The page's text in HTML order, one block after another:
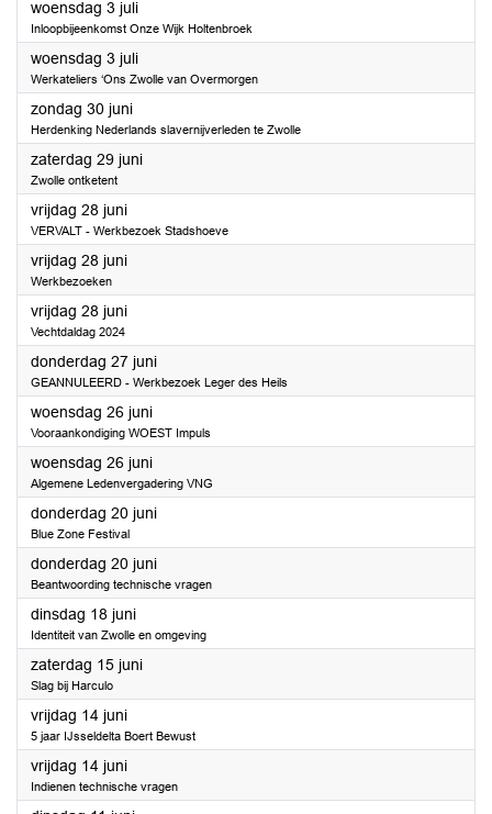
woensdag 3 juli2024
Inloopbijeenkomst Onze Wijk Holtenbroek
woensdag 3 juli2024
Werkateliers ‘Ons Zwolle van Overmorgen
zondag 30 juni2024
Herdenking Nederlands slavernijverleden te Zwolle
zaterdag 29 juni2024
Zwolle ontketent
vrijdag 28 juni2024
VERVALT - Werkbezoek Stadshoeve
vrijdag 28 juni2024
Werkbezoeken
vrijdag 28 juni2024
Vechtdaldag 2024
donderdag 27 juni2024
GEANNULEERD - Werkbezoek Leger des Heils
woensdag 26 juni2024
Vooraankondiging WOEST Impuls
woensdag 26 juni2024
Algemene Ledenvergadering VNG
donderdag 20 juni2024
Blue Zone Festival
donderdag 20 juni2024
Beantwoording technische vragen
dinsdag 18 juni2024
Identiteit van Zwolle en omgeving
zaterdag 15 juni2024
Slag bij Harculo
vrijdag 14 juni2024
5 jaar IJsseldelta Boert Bewust
vrijdag 14 juni2024
Indienen technische vragen